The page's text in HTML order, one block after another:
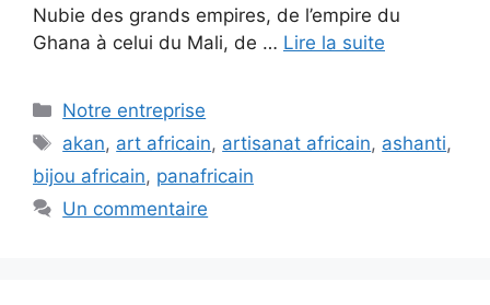
Nubie des grands empires, de l’empire du
Ghana à celui du Mali, de … Lire la suite
Catégories
Notre entreprise
Étiquettes
akan, art africain, artisanat africain, ashanti,
bijou africain, panafricain
Un commentaire